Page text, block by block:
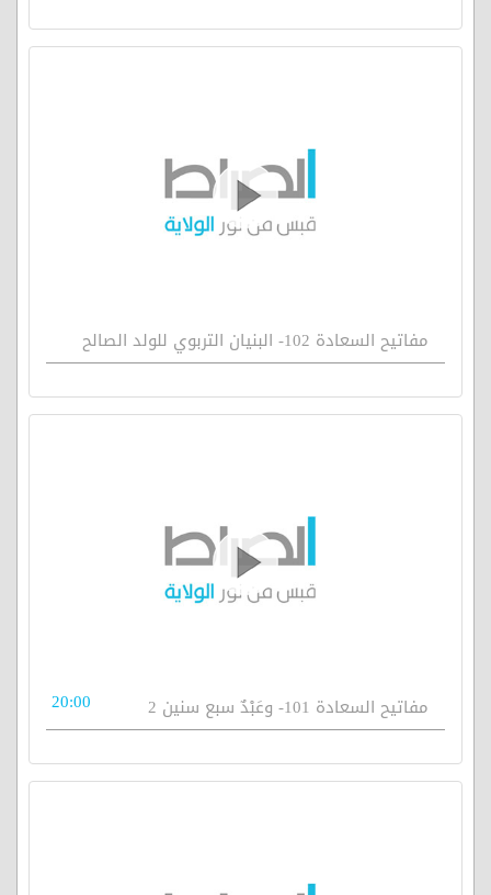
مفاتيح السعادة 102- البنيان التربوي للولد الصالح
مفاتيح السعادة 101- وعَبْدٌ سبع سنين 2 20:00